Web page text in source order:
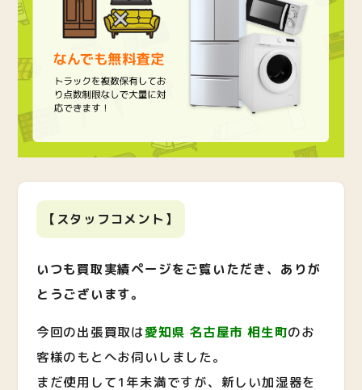
【スタッフコメント】
いつも買取実績ページをご覧いただき、ありが
とうございます。
今回の出張買取は愛知県 名古屋市 相生町のお
客様のもとへお伺いしました。
まだ使用して1年未満ですが、新しい加湿器を